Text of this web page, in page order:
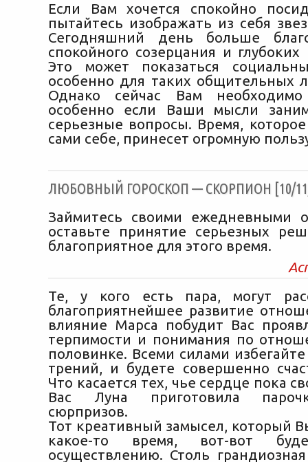
Если Вам хочется спокойно
пытайтесь изображать из себя
Сегодняшний день больше
спокойного созерцания и
Это может показаться
особенно для таких общительных
Однако сейчас Вам необходимо
особенно если Ваши мысли
серьезные вопросы. Время,
сами себе, принесет огромную
ЛЮБОВНЫЙ ГОРОСКОП — СКОРПИОН [10/
Займитесь своими ежедневными
оставьте принятие серьезных
благоприятное для этого время.
Те, у кого есть пара, могут
благоприятнейшее развитие
влияние Марса побудит Вас
терпимости и понимания по
половинке. Всеми силами
трений, и будете совершенно
Что касается тех, чье сердце пока
Вас Луна приготовила
сюрпризов.
Тот креативный замысел, который
какое-то время, вот-вот
осуществлению. Столь